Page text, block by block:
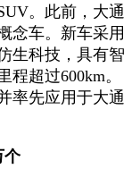
。此前，大通
念车。新车采用
生科技，具有智
超过600km。
率先应用于大通
个